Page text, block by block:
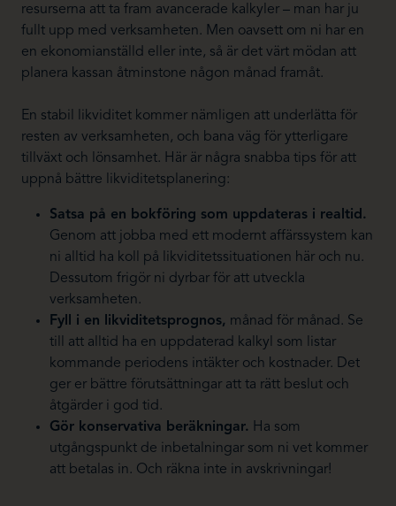
resurserna att ta fram avancerade kalkyler – man har ju
fullt upp med verksamheten. Men oavsett om ni har en
en ekonomianställd eller inte, så är det värt mödan att
planera kassan åtminstone någon månad framåt.
En stabil likviditet kommer nämligen att underlätta för
resten av verksamheten, och bana väg för ytterligare
tillväxt och lönsamhet. Här är några snabba tips för att
uppnå bättre likviditetsplanering:
Satsa på en bokföring som uppdateras i realtid.
Genom att jobba med ett modernt affärssystem kan
ni alltid ha koll på likviditetssituationen här och nu.
Dessutom frigör ni dyrbar för att utveckla
verksamheten.
Fyll i en likviditetsprognos, månad för månad. Se
till att alltid ha en uppdaterad kalkyl som listar
kommande periodens intäkter och kostnader. Det
ger er bättre förutsättningar att ta rätt beslut och
åtgärder i god tid.
Gör konservativa beräkningar. Ha som
utgångspunkt de inbetalningar som ni vet kommer
att betalas in. Och räkna inte in avskrivningar!